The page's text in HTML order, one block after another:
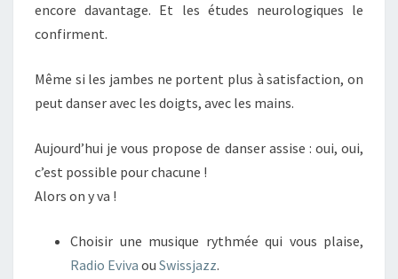
encore davantage. Et les études neurologiques le
confirment.
Même si les jambes ne portent plus à satisfaction, on
peut danser avec les doigts, avec les mains.
Aujourd’hui je vous propose de danser assise : oui, oui,
c’est possible pour chacune !
Alors on y va !
Choisir une musique rythmée qui vous plaise,
Radio Eviva ou Swissjazz.